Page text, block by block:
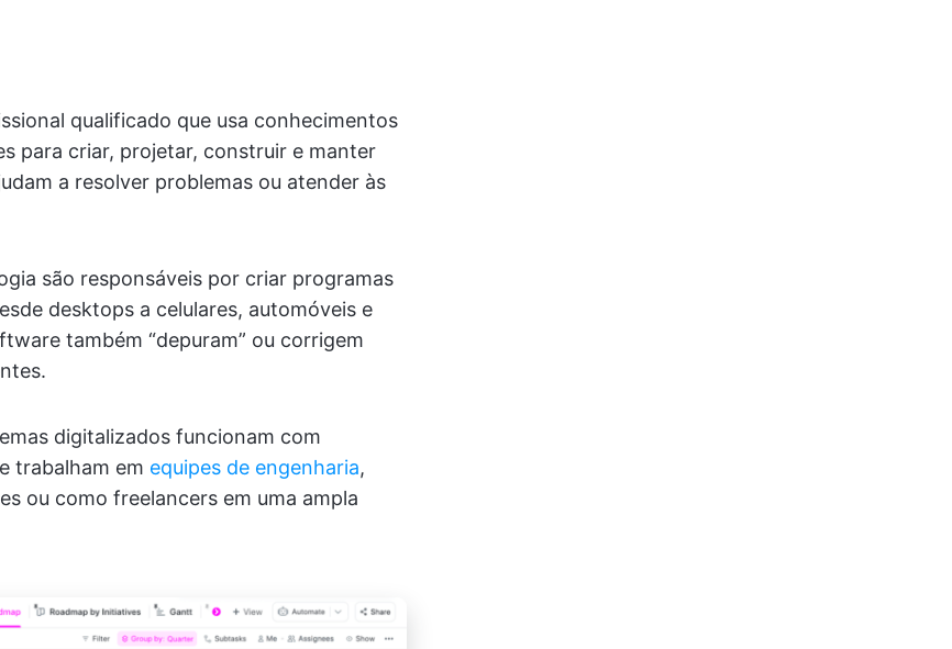
qualificado que usa conhecimentos
para criar, projetar, construir e manter
a resolver problemas ou atender às
são responsáveis por criar programas
desktops a celulares, automóveis e
também “depuram” ou corrigem
digitalizados funcionam com
trabalham em equipes de engenharia,
ou como freelancers em uma ampla